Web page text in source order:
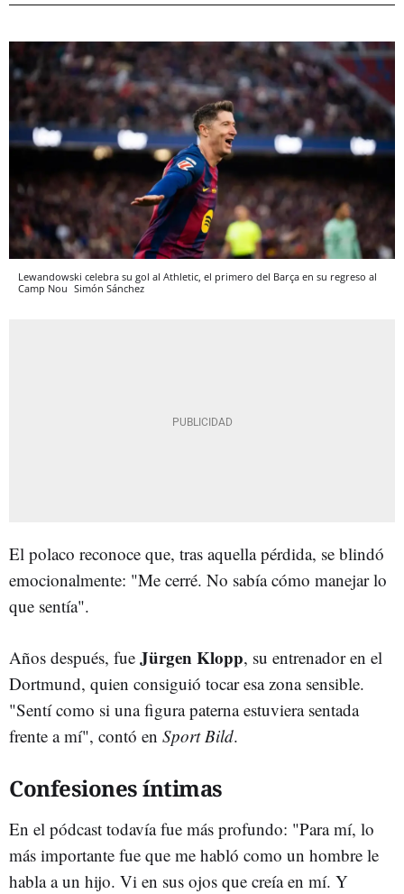
Lewandowski celebra su gol al Athletic, el primero del Barça en su regreso al
Camp Nou Simón Sánchez
El polaco reconoce que, tras aquella pérdida, se blindó
emocionalmente: "Me cerré. No sabía cómo manejar lo
que sentía".
Años después, fue Jürgen Klopp, su entrenador en el
Dortmund, quien consiguió tocar esa zona sensible.
"Sentí como si una figura paterna estuviera sentada
frente a mí", contó en Sport Bild.
Confesiones íntimas
En el pódcast todavía fue más profundo: "Para mí, lo
más importante fue que me habló como un hombre le
habla a un hijo. Vi en sus ojos que creía en mí. Y